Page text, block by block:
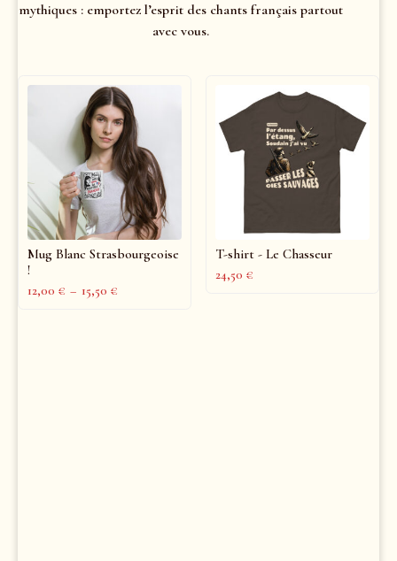
mythiques : emportez l’esprit des chants français partout
avec vous.
Mug Blanc Strasbourgeoise
!
12,00 € – 15,50 €
T-shirt - Le Chasseur
24,50 €